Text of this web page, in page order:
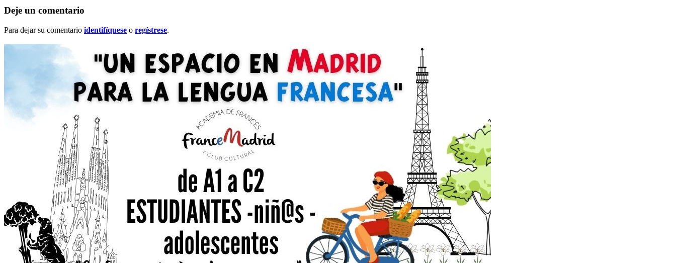
Deje un comentario
Para dejar su comentario identifíquese o regístrese.